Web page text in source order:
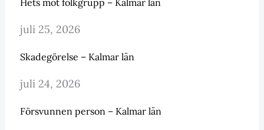
juli 25, 2026
Skadegörelse – Kalmar län
juli 24, 2026
Försvunnen person – Kalmar län